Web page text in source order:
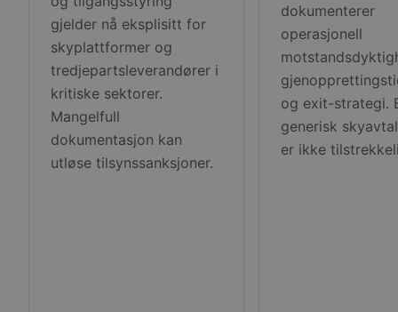
gjelder nå eksplisitt for
skyplattformer og
tredjepartsleverandører i
kritiske sektorer.
Mangelfull
dokumentasjon kan
utløse tilsynssanksjoner.
dokumenterer
operasjonell
og exit-strategi.
generisk
er ikke